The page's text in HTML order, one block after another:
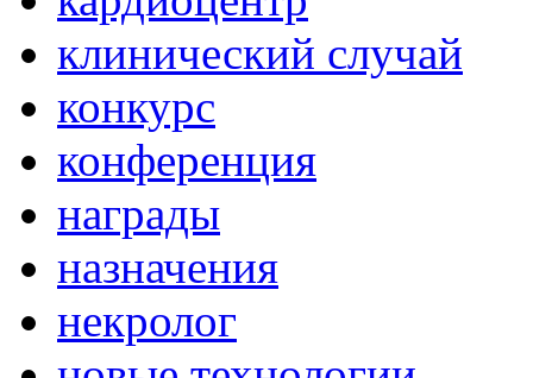
клинический случай
конкурс
конференция
награды
назначения
некролог